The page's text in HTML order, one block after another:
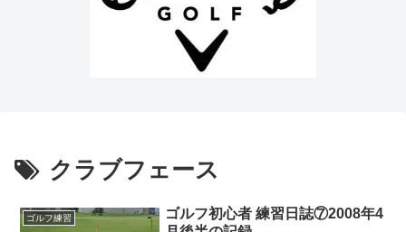
クラブフェース
ゴルフ練習
ゴルフ初心者 練習日誌⑦2008年4